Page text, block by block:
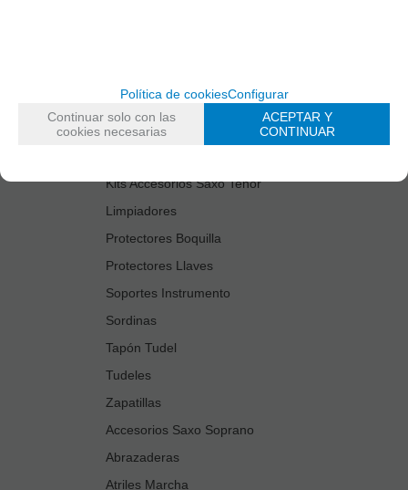
Estuches Guardacañas
Estuches Instrumento
Kits Accesorios Saxo Tenor
Limpiadores
Protectores Boquilla
Protectores Llaves
Soportes Instrumento
Sordinas
Tapón Tudel
Tudeles
Zapatillas
Accesorios Saxo Soprano
Abrazaderas
Atriles Marcha
Política de cookiesConfigurar
Continuar solo con las
cookies necesarias
ACEPTAR Y
CONTINUAR